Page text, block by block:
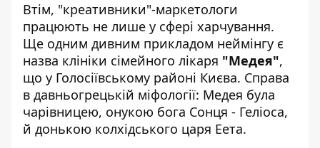
Втім, "креативники"-маркетологи
працюють не лише у сфері харчування.
Ще одним дивним прикладом неймінгу є
назва клініки сімейного лікаря "Медея",
що у Голосіївському районі Києва. Справа
в давньогрецькій міфології: Медея була
чарівницею, онукою бога Сонця - Геліоса,
й донькою колхідського царя Еета.